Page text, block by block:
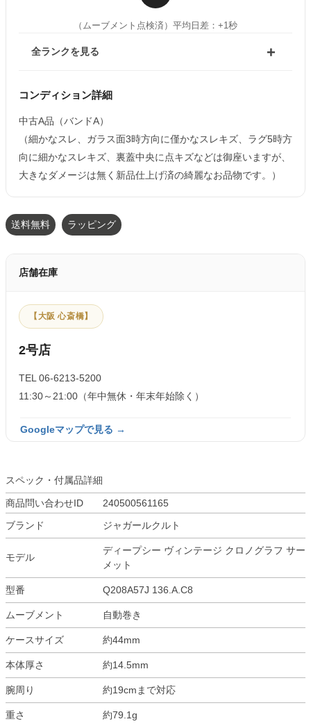
（ムーブメント点検済） 平均日差：+1秒
全ランクを見る
コンディション詳細
中古A品（バンドA）
（細かなスレ、ガラス面3時方向に僅かなスレキズ、ラグ5時方
向に細かなスレキズ、裏蓋中央に点キズなどは御座いますが、
大きなダメージは無く新品仕上げ済の綺麗なお品物です。）
送料無料 ラッピング
店舗在庫
【大阪 心斎橋】
2号店
TEL 06-6213-5200
11:30～21:00（年中無休・年末年始除く）
Googleマップで見る →
スペック・付属品詳細
商品問い合わせID
240500561165
ブランド
ジャガールクルト
モデル
ディープシー ヴィンテージ クロノグラフ サー
メット
型番 Q208A57J 136.A.C8
ムーブメント 自動巻き
ケースサイズ 約44mm
本体厚さ 約14.5mm
腕周り 約19cmまで対応
重さ 約79.1g